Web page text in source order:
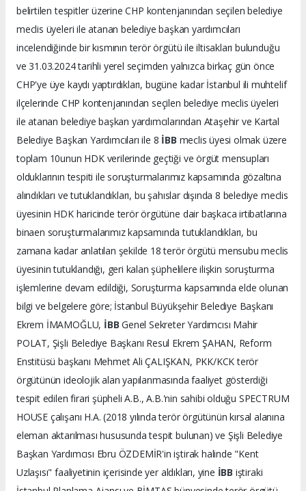
belirtilen tespitler üzerine CHP kontenjanından seçilen belediye
meclis üyeleri ile atanan belediye başkan yardımcıları
incelendiğinde bir kısmının terör örgütü ile iltisakları bulunduğu
ve 31.03.2024 tarihli yerel seçimden yalnızca birkaç gün önce
CHP'ye üye kaydı yaptırdıkları, bugüne kadar İstanbul ili muhtelif
ilçelerinde CHP kontenjanından seçilen belediye meclis üyeleri
ile atanan belediye başkan yardımcılarından Ataşehir ve Kartal
Belediye Başkan Yardımcıları ile 8 İBB meclis üyesi olmak üzere
toplam 10unun HDK verilerinde geçtiği ve örgüt mensupları
olduklarının tespiti ile soruşturmalarımız kapsamında gözaltına
alındıkları ve tutuklandıkları, bu şahıslar dışında 8 belediye meclis
üyesinin HDK haricinde terör örgütüne dair başkaca irtibatlarına
binaen soruşturmalarımız kapsamında tutuklandıkları, bu
zamana kadar anlatılan şekilde 18 terör örgütü mensubu meclis
üyesinin tutuklandığı, geri kalan şüphelilere ilişkin soruşturma
işlemlerine devam edildiği, Soruşturma kapsamında elde olunan
bilgi ve belgelere göre; İstanbul Büyükşehir Belediye Başkanı
Ekrem İMAMOĞLU, İBBGenel Sekreter Yardımcısı Mahir
POLAT, Şişli Belediye Başkanı Resul Ekrem ŞAHAN, Reform
Enstitüsü başkanı Mehmet Ali ÇALIŞKAN, PKK/KCK terör
örgütünün ideolojik alan yapılanmasında faaliyet gösterdiği
tespit edilen firari şüpheli A.B., A.B.'nin sahibi olduğu SPECTRUM
HOUSE çalışanı H.A. (2018 yılında terör örgütünün kırsal alanına
eleman aktarılması hususunda tespit bulunan) ve Şişli Belediye
Başkan Yardımcısı Ebru ÖZDEMİR'in iştirak halinde "Kent
Uzlaşısı" faaliyetinin içerisinde yer aldıkları, yine İBB iştiraki